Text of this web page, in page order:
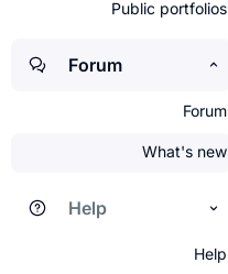
Public portfolios
Forum
Forum
What's new
Help
Help